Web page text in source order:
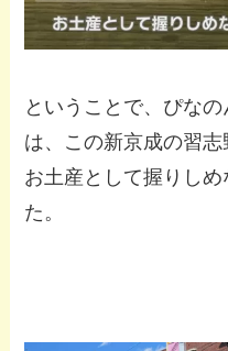
ということで、ぴな
は、この新京成の習
お土産として握りし
た。